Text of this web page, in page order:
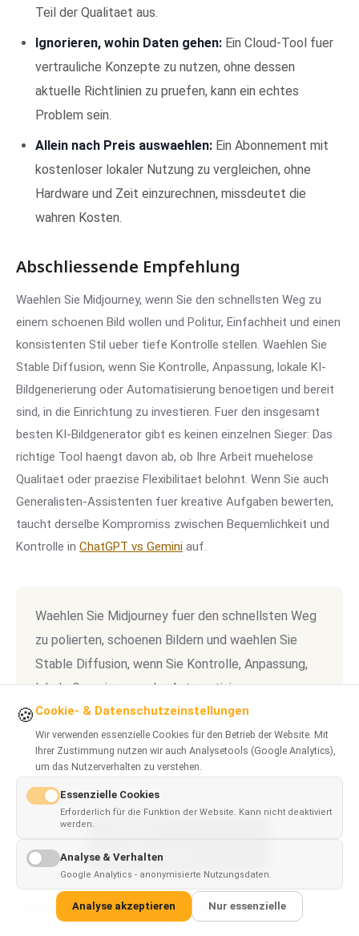
Teil der Qualitaet aus.
Ignorieren, wohin Daten gehen: Ein Cloud-Tool fuer
vertrauliche Konzepte zu nutzen, ohne dessen
aktuelle Richtlinien zu pruefen, kann ein echtes
Problem sein.
Allein nach Preis auswaehlen: Ein Abonnement mit
kostenloser lokaler Nutzung zu vergleichen, ohne
Hardware und Zeit einzurechnen, missdeutet die
wahren Kosten.
Abschliessende Empfehlung
Waehlen Sie Midjourney, wenn Sie den schnellsten Weg zu
einem schoenen Bild wollen und Politur, Einfachheit und einen
konsistenten Stil ueber tiefe Kontrolle stellen. Waehlen Sie
Stable Diffusion, wenn Sie Kontrolle, Anpassung, lokale KI-
Bildgenerierung oder Automatisierung benoetigen und bereit
sind, in die Einrichtung zu investieren. Fuer den insgesamt
besten KI-Bildgenerator gibt es keinen einzelnen Sieger: Das
richtige Tool haengt davon ab, ob Ihre Arbeit muehelose
Qualitaet oder praezise Flexibilitaet belohnt. Wenn Sie auch
Generalisten-Assistenten fuer kreative Aufgaben bewerten,
taucht derselbe Kompromiss zwischen Bequemlichkeit und
Kontrolle in ChatGPT vs Gemini auf.
Waehlen Sie Midjourney fuer den schnellsten Weg
zu polierten, schoenen Bildern und waehlen Sie
Stable Diffusion, wenn Sie Kontrolle, Anpassung,
lokale Generierung oder Automatisierung
benoetigen. Viele Kreative behalten beides und
waehlen pro Projekt, statt einen Sieger auszurufen.
AI AI Image Generation Comparison
Häufig gestellte Fragen
available inEnglish
🍪 Cookie- & Datenschutzeinstellungen
Wir verwenden essenzielle Cookies für den Betrieb der Website. Mit
Ihrer Zustimmung nutzen wir auch Analysetools (Google Analytics),
um das Nutzerverhalten zu verstehen.
Essenzielle Cookies
Erforderlich für die Funktion der Website. Kann nicht deaktiviert
werden.
Analyse & Verhalten
Google Analytics - anonymisierte Nutzungsdaten.
Analyse akzeptieren Nur essenzielle